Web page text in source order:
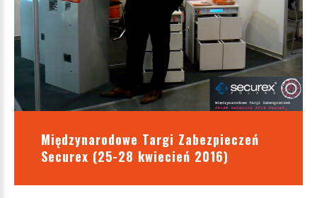
Międzynarodowe Targi Zabezpieczeń
Securex (25-28 kwiecień 2016)